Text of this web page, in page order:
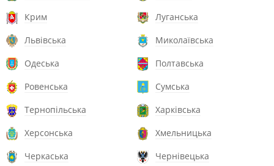
Крим
Луганська
Львівська
Миколаївська
Одеська
Полтавська
Ровенська
Сумська
Тернопільська
Харківська
Херсонська
Хмельницька
Черкаська
Чернівецька